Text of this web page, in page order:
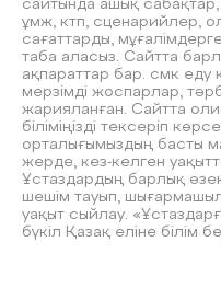
сайтында ашық
ұмж, ктп, сценарийлер,
сағаттарды,
таба аласыз. Сайтта
ақпараттар бар. смк еду
мерзімді жоспарлар,
жарияланған. Сайтта
біліміңізді тексеріп
орталығымыздың басты
жерде, кез-келген
Ұстаздардың барлық
шешім тауып,
уақыт сыйлау.
бүкіл Қазақ еліне білім